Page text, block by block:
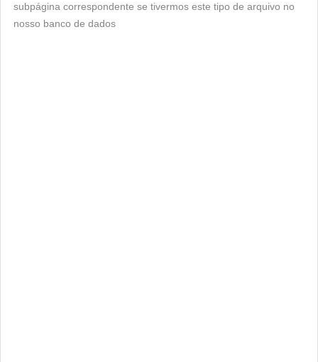
subpágina correspondente se tivermos este tipo de arquivo no
nosso banco de dados